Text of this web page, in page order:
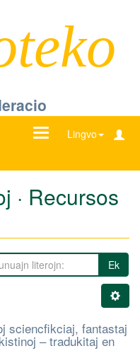
Lingvo
Ŝanĝu
· Recursos
Ek
sciencfikciaj, fantastaj
– tradukitaj en